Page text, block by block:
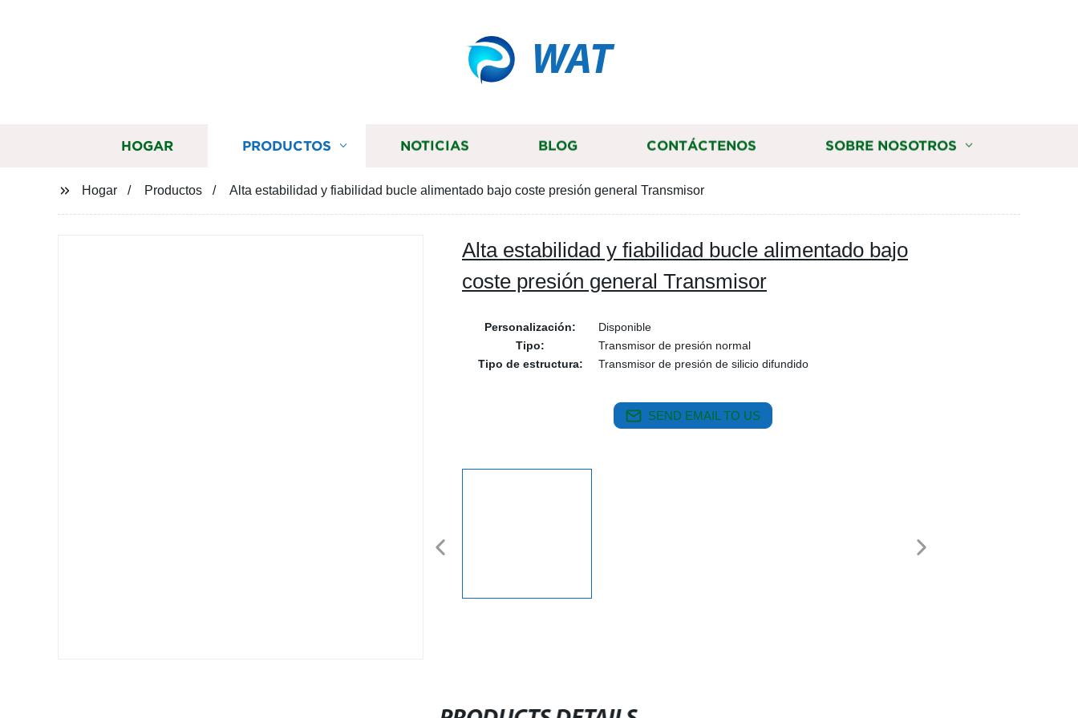
WAT
HOGAR PRODUCTOS NOTICIAS BLOG CONTÁCTENOS SOBRE NOSOTROS
Hogar Productos Alta estabilidad y fiabilidad bucle alimentado bajo coste presión general Transmisor
Alta estabilidad y fiabilidad bucle alimentado bajo
coste presión general Transmisor
Personalización:
Disponible
Tipo:
Transmisor de presión normal
Tipo de estructura:
Transmisor de presión de silicio difundido
SEND EMAIL TO US